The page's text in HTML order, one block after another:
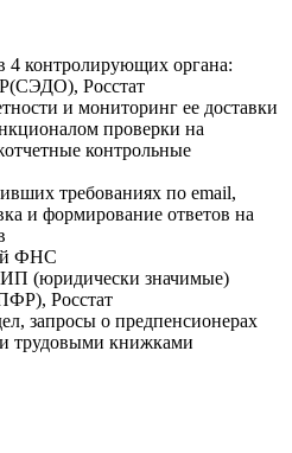
4 контролирующих органа:
Росстат
и мониторинг ее доставки
проверки на
контрольные
требованиях по email,
и формирование ответов на
ФНС
(юридически значимые)
Росстат
запросы о предпенсионерах
трудовыми книжками